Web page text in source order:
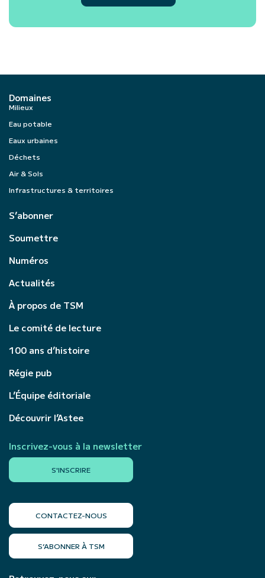
Domaines
Milieux
Eau potable
Eaux urbaines
Déchets
Air & Sols
Infrastructures & territoires
S’abonner
Soumettre
Numéros
Actualités
À propos de TSM
Le comité de lecture
100 ans d’histoire
Régie pub
L’Équipe éditoriale
Découvrir l’Astee
Inscrivez-vous à la newsletter
S'INSCRIRE
CONTACTEZ-NOUS
S’ABONNER À TSM